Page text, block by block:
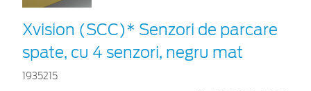
Xvision (SCC)* Senzori de parcare
spate, cu 4 senzori, negru mat
1935215